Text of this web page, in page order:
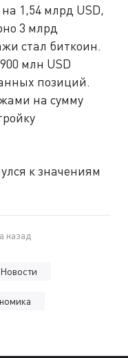
1,54 млрд USD,
3 млрд
стал биткоин.
млн USD
позиций.
на сумму
к значениям
назад
Новости